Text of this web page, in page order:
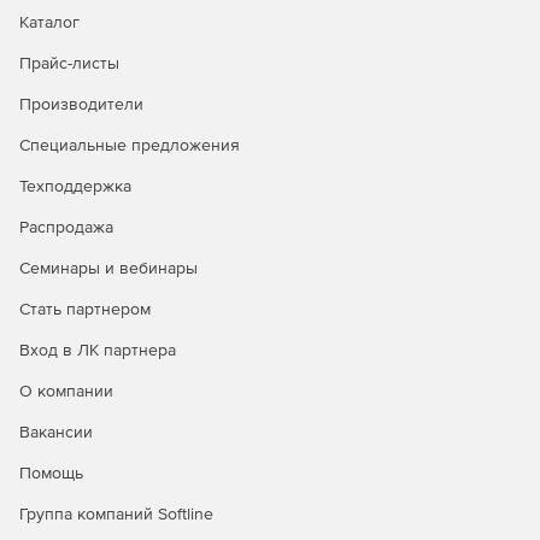
Редакция Professional содержит все необходимые
но в ней отсутствуют дополнительные возможности
Каталог
Прайс-листы
Производители
Специальные предложения
Техподдержка
Распродажа
Семинары и вебинары
Стать партнером
Вход в ЛК партнера
О компании
Вакансии
Помощь
Группа компаний Softline